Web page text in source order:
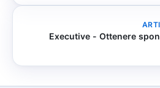
Executive - Ottenere